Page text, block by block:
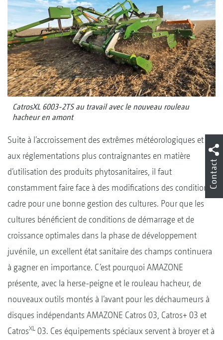
CatrosXL 6003-2TS au travail avec le nouveau rouleau
hacheur en amont
Suite à l’accroissement des extrêmes météorologiques et
aux réglementations plus contraignantes en matière
d’utilisation des produits phytosanitaires, il faut
constamment faire face à des modifications des conditions
cadre pour une bonne gestion des cultures. Pour que les
cultures bénéficient de conditions de démarrage et de
croissance optimales dans la phase de développement
juvénile, un excellent état sanitaire des champs continuera
à gagner en importance. C’est pourquoi AMAZONE
présente, avec la herse-peigne et le rouleau hacheur, de
nouveaux outils montés à l’avant pour les déchaumeurs à
disques indépendants AMAZONE Catros 03, Catros+ 03 et
CatrosXL 03. Ces équipements spéciaux servent à broyer et à
Contact